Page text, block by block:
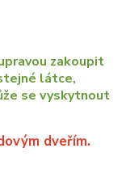
zakoupit
látce,
se vyskytnout
dveřím.